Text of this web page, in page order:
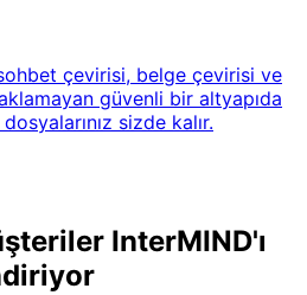
çevirisi, belge çevirisi ve
güvenli bir altyapıda
sizde kalır.
InterMIND'ı